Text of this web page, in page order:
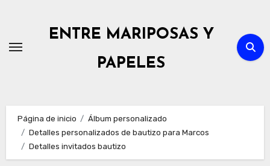
contenido
ENTRE MARIPOSAS Y
PAPELES
Página de inicio
Álbum personalizado
Detalles personalizados de bautizo para Marcos
Detalles invitados bautizo